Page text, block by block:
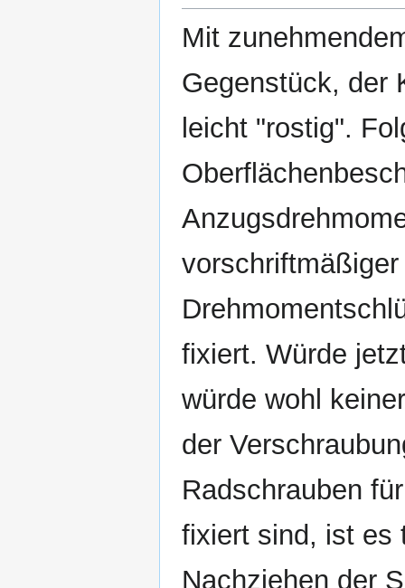
Mit
Gegenstück, der
leicht "rostig".
fixiert. Würde
würde wohl
der
Radschrauben
fixiert sind, ist es
Nachziehen der